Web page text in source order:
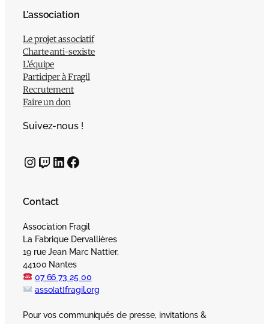
L’association
Le projet associatif
Charte anti-sexiste
L’équipe
Participer à Fragil
Recrutement
Faire un don
Suivez-nous !
InstagramTwitch LinkedIn Facebook
Contact
Association Fragil
La Fabrique Dervallières
19 rue Jean Marc Nattier,
44100 Nantes
07 66 73 25 00
asso[at]fragil.org
Pour vos communiqués de presse, invitations &